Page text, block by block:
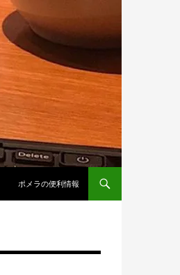
ポメラの便利情報